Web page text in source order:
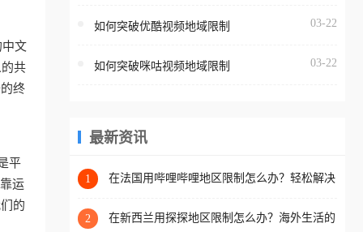
中文
共
终
平
运
的
地区播放。 遇到这个问题的
区工作、留学、定居等，都
权限制所困扰。
门、台湾、美国、加拿大、
区时，网易云音乐也会像其
回国加速器，即可解决「海
版权限制」的问题，无论人
如何突破优酷视频地域限制 03-22
如何突破咪咕视频地域限制 03-22
最新资讯
1
在法国用哔哩哔哩地区限制怎么办？轻松解决
2
在新西兰用探探地区限制怎么办？海外生活的